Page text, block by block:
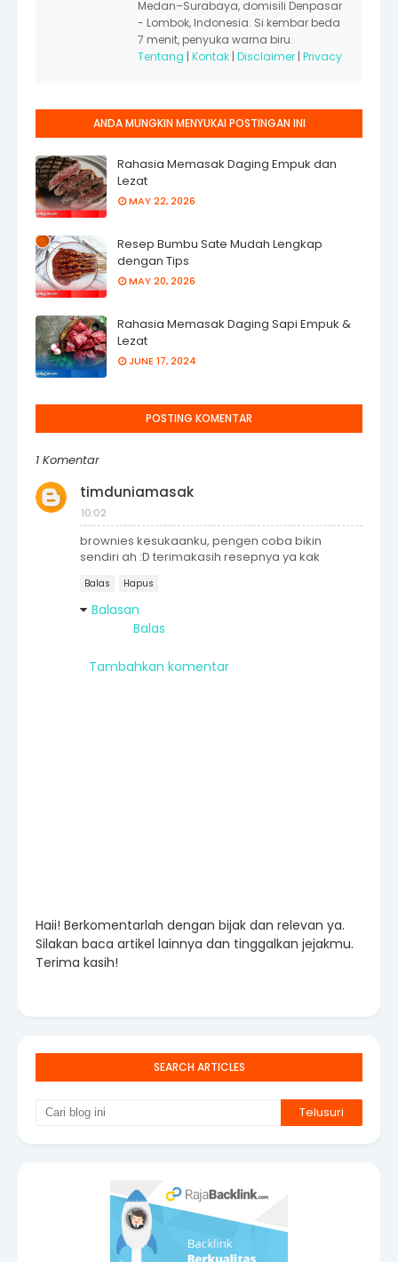
Medan–Surabaya, domisili Denpasar
- Lombok, Indonesia. Si kembar beda
7 menit, penyuka warna biru.
Tentang | Kontak | Disclaimer | Privacy
ANDA MUNGKIN MENYUKAI POSTINGAN INI
Rahasia Memasak Daging Empuk dan
Lezat
MAY 22, 2026
Resep Bumbu Sate Mudah Lengkap
dengan Tips
MAY 20, 2026
Rahasia Memasak Daging Sapi Empuk &
Lezat
JUNE 17, 2024
POSTING KOMENTAR
1 Komentar
timduniamasak
10:02
brownies kesukaanku, pengen coba bikin
sendiri ah :D terimakasih resepnya ya kak
Balas Hapus
Balasan
Balas
Tambahkan komentar
Haii! Berkomentarlah dengan bijak dan relevan ya.
Silakan baca artikel lainnya dan tinggalkan jejakmu.
Terima kasih!
SEARCH ARTICLES